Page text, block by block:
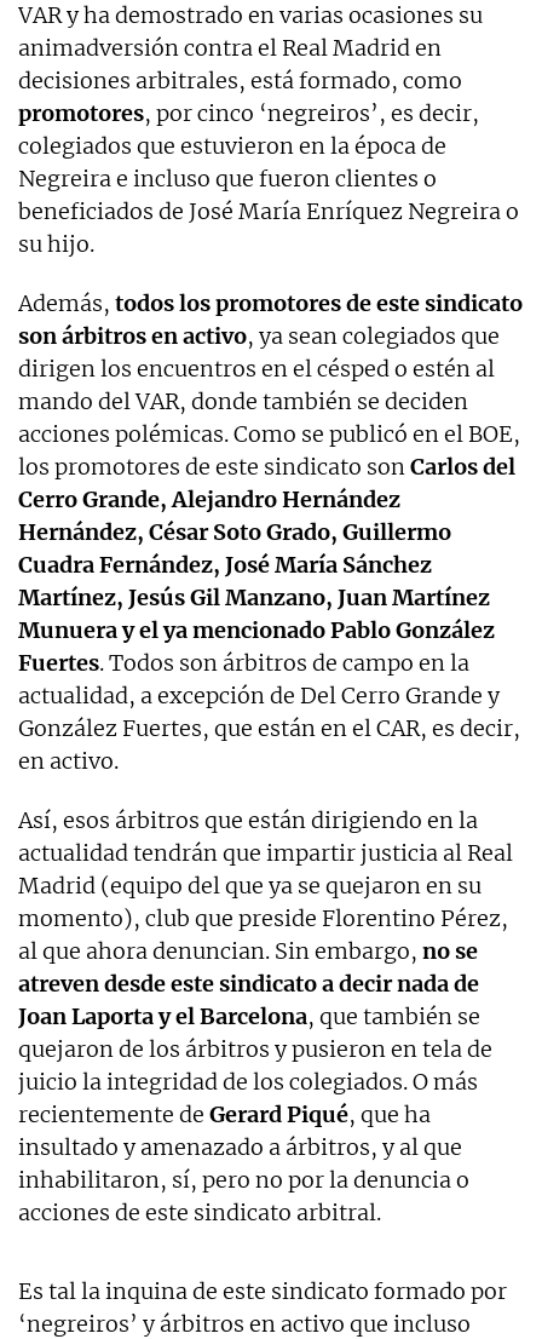
VAR y ha demostrado en varias ocasiones su
animadversión contra el Real Madrid en
decisiones arbitrales, está formado, como
promotores, por cinco ‘negreiros’, es decir,
colegiados que estuvieron en la época de
Negreira e incluso que fueron clientes o
beneficiados de José María Enríquez Negreira o
su hijo.
Además, todos los promotores de este sindicato
son árbitros en activo, ya sean colegiados que
dirigen los encuentros en el césped o estén al
mando del VAR, donde también se deciden
acciones polémicas. Como se publicó en el BOE,
los promotores de este sindicato sonCarlos del
Cerro Grande, Alejandro Hernández
Hernández, César Soto Grado, Guillermo
Cuadra Fernández, José María Sánchez
Martínez, Jesús Gil Manzano, Juan Martínez
Munuera y el ya mencionado Pablo González
Fuertes. Todos son árbitros de campo en la
actualidad, a excepción de Del Cerro Grande y
González Fuertes, que están en el CAR, es decir,
en activo.
Así, esos árbitros que están dirigiendo en la
actualidad tendrán que impartir justicia al Real
Madrid (equipo del que ya se quejaron en su
momento), club que preside Florentino Pérez,
al que ahora denuncian. Sin embargo, no se
atreven desde este sindicato a decir nada de
Joan Laporta y el Barcelona, que también se
quejaron de los árbitros y pusieron en tela de
juicio la integridad de los colegiados. O más
recientemente de GerardPiqué, que ha
insultado y amenazado a árbitros, y al que
inhabilitaron, sí, pero no por la denuncia o
acciones de este sindicato arbitral.
Es tal la inquina de este sindicato formado por
‘negreiros’ y árbitros en activo que incluso